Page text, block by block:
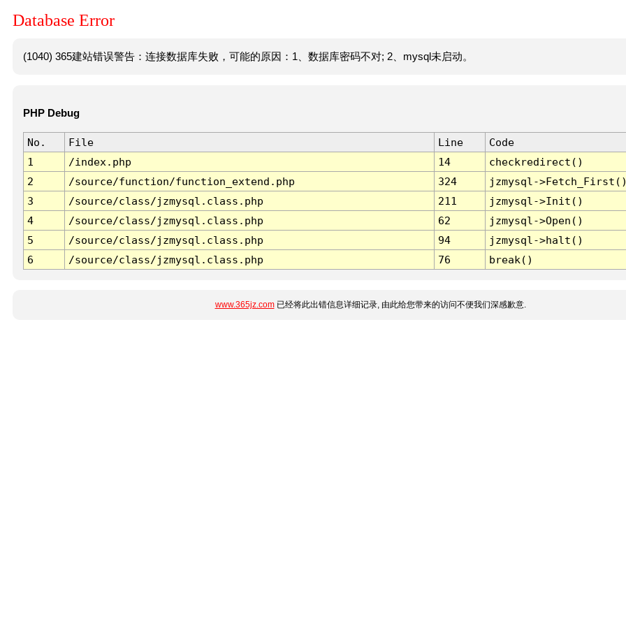
Database Error
(1040) 365建站错误警告：连接数据库失败，可能的原因：1、数据库密码不对; 2、mysql未启动。
PHP Debug
No. File Line
Code
1
/index.php 14
checkredirect()
2
/source/function/function_extend.php 324
jzmysql-
3
/source/class/jzmysql.class.php 211
jzmysql->Init()
4
/source/class/jzmysql.class.php 62
jzmysql->Open()
5
/source/class/jzmysql.class.php 94
jzmysql->halt()
6
/source/class/jzmysql.class.php 76 break()
www.365jz.com已经将此出错信息详细记录, 由此给您带来的访问不便我们深感歉意.